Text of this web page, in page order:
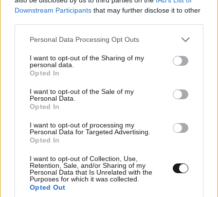
Downstream Participants that may further disclose it to other
Please note that this website/app uses one or more Google
not limited to your visit or usage behaviour. You may click to
grant or deny consent to Google and its third-party tags to
use your data for below specified purposes in below Google
consent section.
Personal Data Processing Opt Outs
I want to opt-out of the Sharing of my
personal data.
Opted In
I want to opt-out of the Sale of my
Personal Data.
Opted In
I want to opt-out of processing my
Personal Data for Targeted Advertising.
Opted In
I want to opt-out of Collection, Use,
Retention, Sale, and/or Sharing of my
Personal Data that Is Unrelated with the
Purposes for which it was collected.
Opted Out
05·08·2026 21:24
«Κάηκε το σπίτι μας στην Ελλάδα λίγο πριν
μετακομίσουμε»: Απαρηγόρητη η οικογένεια
γίνεται στάχτη